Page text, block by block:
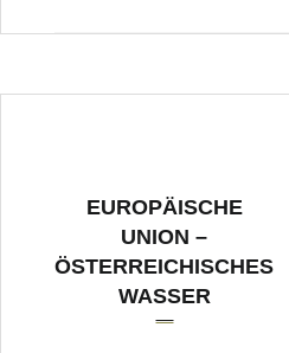
EUROPÄISCHE
UNION –
ÖSTERREICHISCHES
WASSER